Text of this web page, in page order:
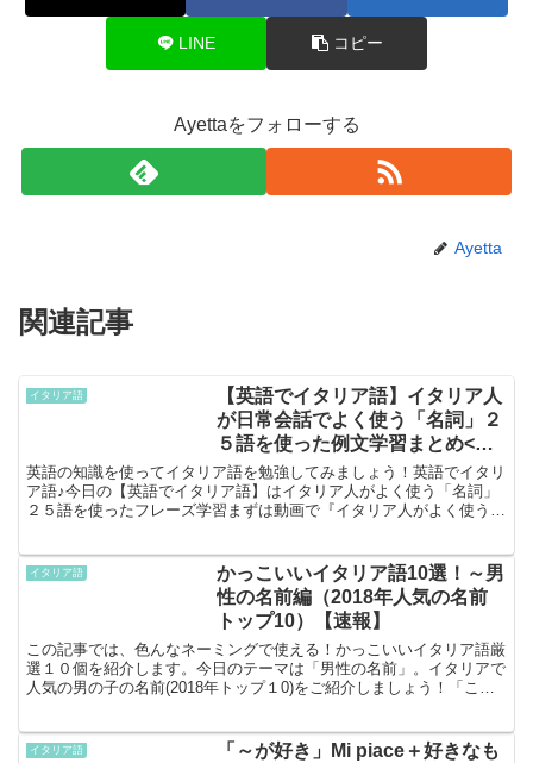
LINE コピー
Ayettaをフォローする
Ayetta
関連記事
イタリア語
【英語でイタリア語】イタリア人
が日常会話でよく使う「名詞」２
５語を使った例文学習まとめ<動
画あり>
英語の知識を使ってイタリア語を勉強してみましょう！英語でイタリ
ア語♪今日の【英語でイタリア語】はイタリア人がよく使う「名詞」
２５語を使ったフレーズ学習まずは動画で『イタリア人がよく使う
イタリア語
かっこいいイタリア語10選！～男
性の名前編（2018年人気の名前
トップ10）【速報】
この記事では、色んなネーミングで使える！かっこいいイタリア語厳
選１０個を紹介します。今日のテーマは「男性の名前」。イタリアで
人気の男の子の名前(2018年トップ１0)をご紹介しましょう！「これ
イタリア語
「～が好き」Mi piace＋好きなも